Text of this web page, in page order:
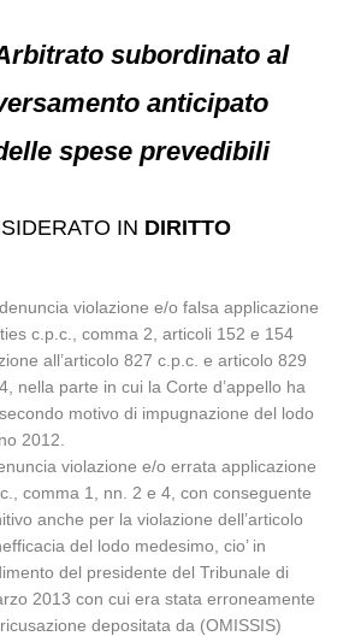
subordinato al
anticipato
spese prevedibili
IN DIRITTO
violazione e/o falsa applicazione
c.p.c., comma 2, articoli 152 e 154
all’articolo 827 c.p.c. e articolo 829
nella parte in cui la Corte d’appello ha
motivo di impugnazione del lodo
2012.
violazione e/o errata applicazione
comma 1, nn. 2 e 4, con conseguente
anche per la violazione dell’articolo
del lodo medesimo, cio’ in
del presidente del Tribunale di
2013 con cui era stata erroneamente
depositata da (OMISSIS)